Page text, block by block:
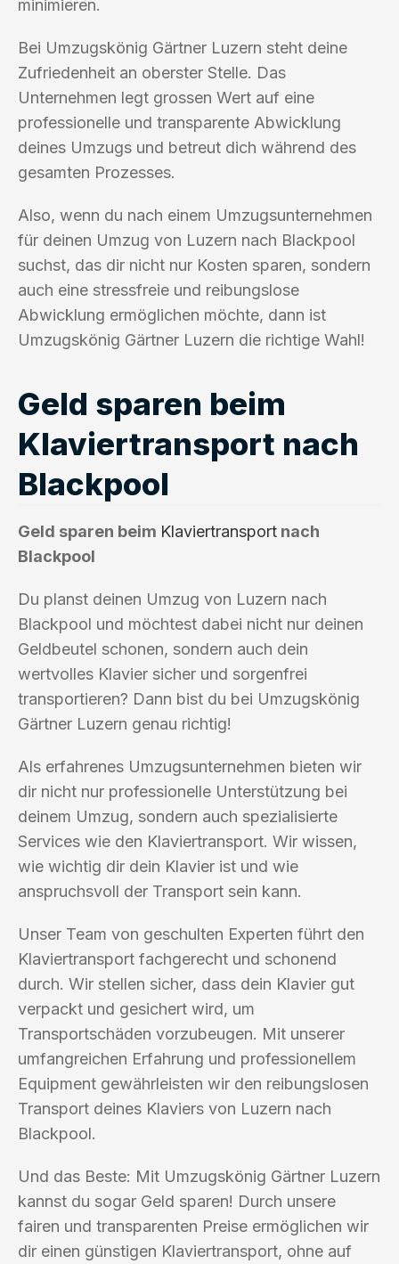
minimieren.
Bei Umzugskönig Gärtner Luzern steht deine
Zufriedenheit an oberster Stelle. Das
Unternehmen legt grossen Wert auf eine
professionelle und transparente Abwicklung
deines Umzugs und betreut dich während des
gesamten Prozesses.
Also, wenn du nach einem Umzugsunternehmen
für deinen Umzug von Luzern nach Blackpool
suchst, das dir nicht nur Kosten sparen, sondern
auch eine stressfreie und reibungslose
Abwicklung ermöglichen möchte, dann ist
Umzugskönig Gärtner Luzern die richtige Wahl!
Geld sparen beim
Klaviertransport nach
Blackpool
Geld sparen beim Klaviertransport nach
Blackpool
Du planst deinen Umzug von Luzern nach
Blackpool und möchtest dabei nicht nur deinen
Geldbeutel schonen, sondern auch dein
wertvolles Klavier sicher und sorgenfrei
transportieren? Dann bist du bei Umzugskönig
Gärtner Luzern genau richtig!
Als erfahrenes Umzugsunternehmen bieten wir
dir nicht nur professionelle Unterstützung bei
deinem Umzug, sondern auch spezialisierte
Services wie den Klaviertransport. Wir wissen,
wie wichtig dir dein Klavier ist und wie
anspruchsvoll der Transport sein kann.
Unser Team von geschulten Experten führt den
Klaviertransport fachgerecht und schonend
durch. Wir stellen sicher, dass dein Klavier gut
verpackt und gesichert wird, um
Transportschäden vorzubeugen. Mit unserer
umfangreichen Erfahrung und professionellem
Equipment gewährleisten wir den reibungslosen
Transport deines Klaviers von Luzern nach
Blackpool.
Und das Beste: Mit Umzugskönig Gärtner Luzern
kannst du sogar Geld sparen! Durch unsere
fairen und transparenten Preise ermöglichen wir
dir einen günstigen Klaviertransport, ohne auf